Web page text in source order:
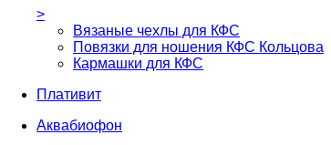
>
Вязаные чехлы для КФС
Повязки для ношения КФС Кольцова
Кармашки для КФС
Плативит
Аквабиофон